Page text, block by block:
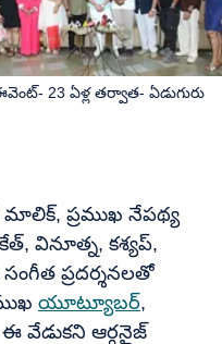
23 ఏళ్ల తర్వాత- ఏడుగురు
ప్రముఖ నేపథ్య
వినూత్న, కశ్యప్,
ప్రదర్శనలతో
యూట్యూబర్,
వేడుకని ఆర్గనైజ్